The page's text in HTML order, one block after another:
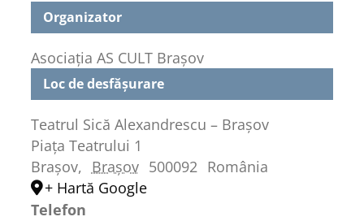
Loc de desfășurare
Teatrul Sică Alexandrescu – Brașov
Piața Teatrului 1
Brașov, Brașov 500092 România
+ Hartă Google
Telefon
Organizator
Asociația AS CULT Brașov